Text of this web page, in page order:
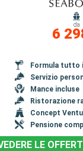
da
6
Formula tutto
Servizio
Mance incluse
Ristorazione
Concept
Pensione
LE